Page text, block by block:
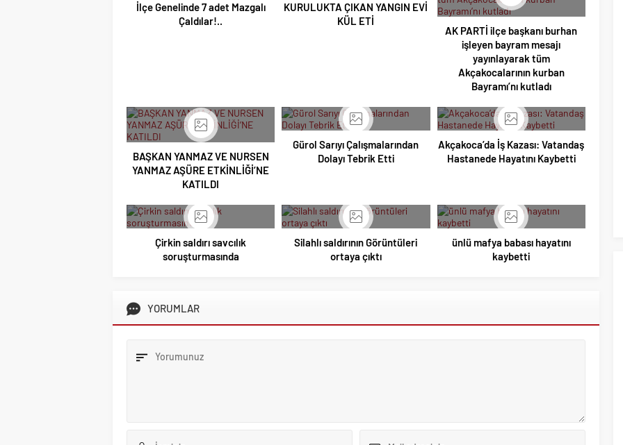
İlçe Genelinde 7 adet Mazgalı
Çaldılar!..
KURULUKTA ÇIKAN YANGIN EVİ
KÜL ETİ
AK PARTİ ilçe başkanı burhan
işleyen bayram mesajı
yayınlayarak tüm
Akçakocalarının kurban
Bayramı’nı kutladı
BAŞKAN YANMAZ VE NURSEN
YANMAZ AŞÜRE ETKİNLİĞİ’NE
KATILDI
Gürol Sarıyı Çalışmalarından
Dolayı Tebrik Etti
Akçakoca’da İş Kazası: Vatandaş
Hastanede Hayatını Kaybetti
Çirkin saldırı savcılık
soruşturmasında
Silahlı saldırının Görüntüleri
ortaya çıktı
ünlü mafya babası hayatını
kaybetti
YORUMLAR